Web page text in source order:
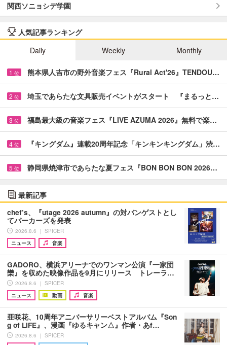
関西ソニョシデ学園
人気記事ランキング
Daily
Weekly Monthly
1 位 熊本県人吉市の野外音楽フェス『Rural Act'26』TENDOU…
2 位 埼玉であらたな文具販売イベントがスタート 『まるっと…
3 位 福島最大級の音楽フェス『LIVE AZUMA 2026』無料で楽…
4 位 『キングダム』連載20周年記念「キンキンキングダム」渋…
5 位 静岡県焼津市であらたな夏フェス『BON BON BON 2026…
最新記事
chef’s、『utage 2026 autumn』の対バンゲストとし
てパーカーズを発表
2026.8.6 ｜ SPICER
ニュース
音楽
GADORO、横浜アリーナでのワンマン公演『一家団
欒』を収めた映像作品を9月にリリース トレーラ…
2026.8.6 ｜ SPICER
ニュース
動画 音楽
亜咲花、10周年アニバーサリーベストアルバム『Son
g of LIFE』、漫画『ゆるキャン△』作者・あf…
2026.8.6 ｜ SPICER